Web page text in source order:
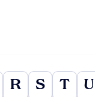
R S T U